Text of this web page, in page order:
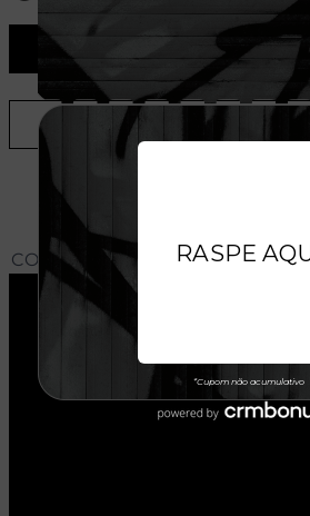
ADICIONAR AO
ADICIONAR A LISTA DE
CONHEÇA O MODELO DO BONÉ